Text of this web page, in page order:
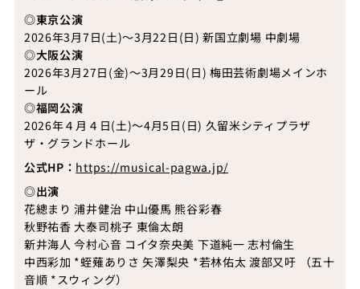
◎東京公演
2026年3月7日(土)〜3月22日(日) 新国立劇場 中劇場
◎大阪公演
2026年3月27日(金)〜3月29日(日) 梅田芸術劇場メインホ
ール
◎福岡公演
2026年４月４日(土)〜4月5日(日) 久留⽶シティプラザ
ザ・グランドホール
公式HP： https://musical-pagwa.jp/
◎出演
花總まり 浦井健治 中山優馬 熊谷彩春
秋野祐香 大泰司桃子 東倫太朗
新井海人 今村心音 コイタ奈央美 下道純一 志村倫生
中西彩加 *蛭薙ありさ 矢澤梨央 *若林佑太 渡部又吁 （五十
音順 *スウィング）